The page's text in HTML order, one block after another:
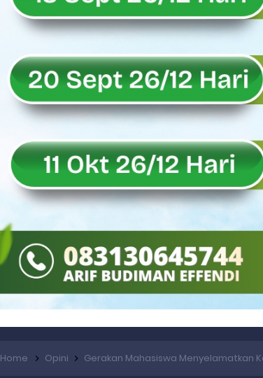
Rahmat Saleh Puji Kinerja Dony Oskaria, Laba
DANREM 032/WIRABRAJA RESMIKAN JEMBATAN BAILEY
Dialog Inspiratif di Agam, Legislator Nevi Zuairina
Danpusterad Resmi Tutup Program Bakti TNI AD
Rahmat Saleh Nilai Penataan BUMN Perlu, Asalkan
Home Opini Gerakan Mahasiswa Menyelamatkan